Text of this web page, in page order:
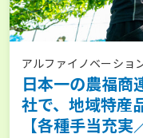
アルファイノベーショ
日本一の農福商
社で、地域特産
【各種手当充